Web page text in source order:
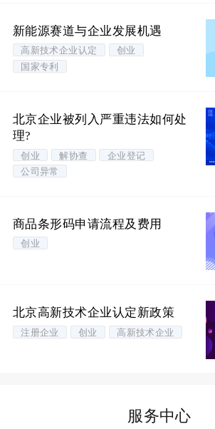
新能源赛道与企业发展机遇
高新技术企业认定
创业
国家专利
北京企业被列入严重违法如何处
理?
创业 解协查
企业登记
公司异常
商品条形码申请流程及费用
创业
北京高新技术企业认定新政策
注册企业 创业 高新技术企业
服务中心